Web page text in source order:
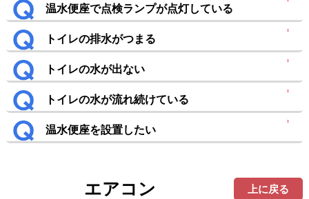
温水便座で点検ランプが点灯している
トイレの排水がつまる
トイレの水が出ない
トイレの水が流れ続けている
温水便座を設置したい
エアコン 上に戻る